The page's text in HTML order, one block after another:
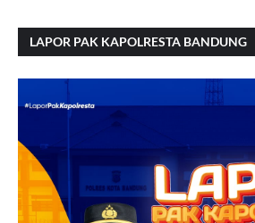
LAPOR PAK KAPOLRESTA BANDUNG